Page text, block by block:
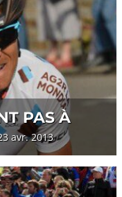
PAS À
avr. 2013